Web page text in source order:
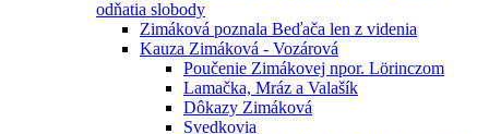
odňatia slobody
Zimáková poznala Beďača len z videnia
Kauza Zimáková - Vozárová
Poučenie Zimákovej npor. Lörinczom
Lamačka, Mráz a Valašík
Dôkazy Zimáková
Svedkovia